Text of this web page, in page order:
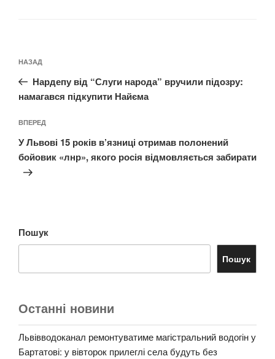
записів
Попередній
запис:
НАЗАД
Нардепу від “Слуги народа” вручили підозру:
намагався підкупити Найєма
Наступний
запис
ВПЕРЕД
У Львові 15 років в’язниці отримав полонений
бойовик «лнр», якого росія відмовляється забирати
Пошук
Пошук
Останні новини
Львівводоканал ремонтуватиме магістральний водогін у
Бартатові: у вівторок прилеглі села будуть без